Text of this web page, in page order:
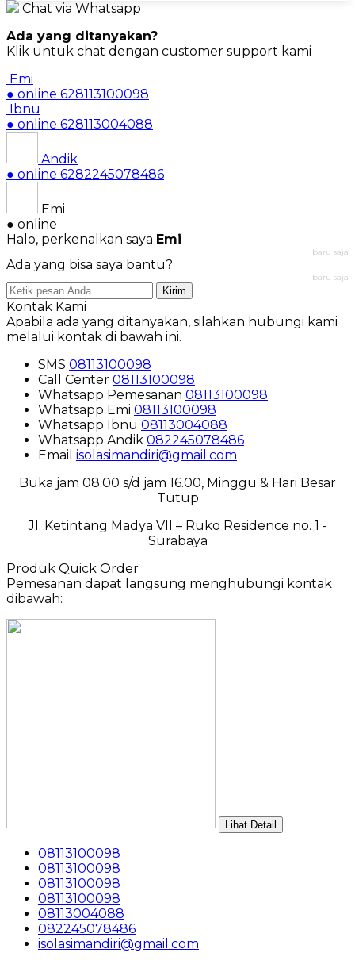
Chat via Whatsapp
Ada yang ditanyakan?
Klik untuk chat dengan customer support kami
Emi
● online 628113100098
Ibnu
● online 628113004088
Andik
● online 6282245078486
Emi
● online
Halo, perkenalkan saya Emi
baru saja
Ada yang bisa saya bantu?
baru saja
Kirim
Kontak Kami
Apabila ada yang ditanyakan, silahkan hubungi kami
melalui kontak di bawah ini.
SMS 08113100098
Call Center 08113100098
Whatsapp Pemesanan 08113100098
Whatsapp Emi 08113100098
Whatsapp Ibnu 08113004088
Whatsapp Andik 082245078486
Email isolasimandiri@gmail.com
Buka jam 08.00 s/d jam 16.00, Minggu & Hari Besar
Tutup
Jl. Ketintang Madya VII – Ruko Residence no. 1 -
Surabaya
Produk Quick Order
Pemesanan dapat langsung menghubungi kontak
dibawah:
Lihat Detail
08113100098
08113100098
08113100098
08113100098
08113004088
082245078486
isolasimandiri@gmail.com